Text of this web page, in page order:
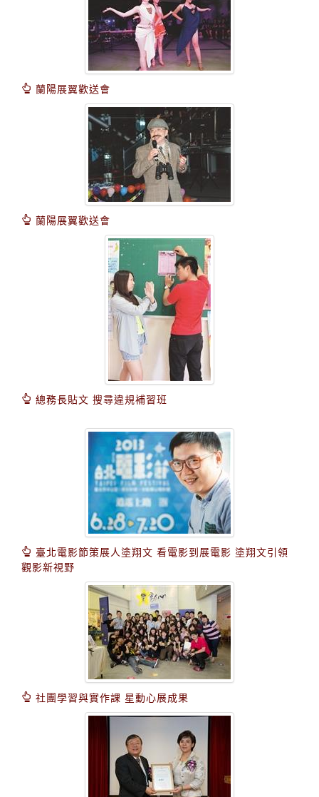
蘭陽展翼歡送會
蘭陽展翼歡送會
總務長貼文 搜尋違規補習班
臺北電影節策展人塗翔文 看電影到展電影 塗翔文引領
觀影新視野
社團學習與實作課 星動心展成果